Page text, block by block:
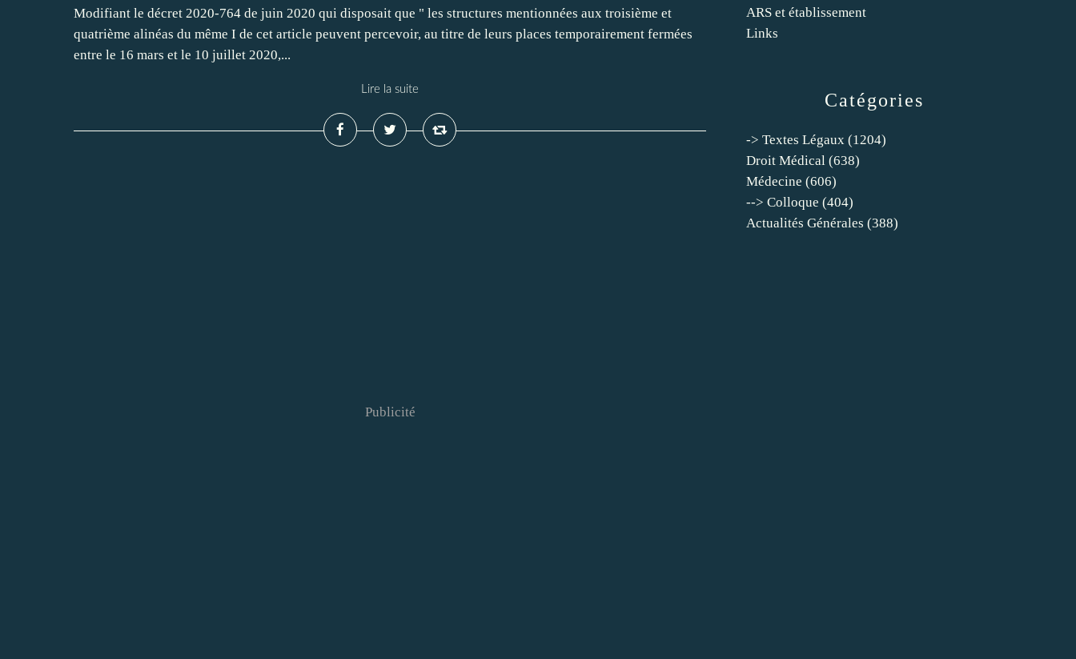
Modifiant le décret 2020-764 de juin 2020 qui disposait que " les structures mentionnées aux troisième et
quatrième alinéas du même I de cet article peuvent percevoir, au titre de leurs places temporairement fermées
entre le 16 mars et le 10 juillet 2020,...
Lire la suite
Publicité
Catégories
-> Textes Légaux (1204)
Droit Médical (638)
Médecine (606)
--> Colloque (404)
Actualités Générales (388)
ARS et établissement
Links